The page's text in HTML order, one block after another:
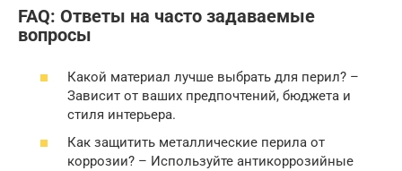
FAQ: Ответы на часто задаваемые
вопросы
Какой материал лучше выбрать для перил? –
Зависит от ваших предпочтений, бюджета и
стиля интерьера.
Как защитить металлические перила от
коррозии? – Используйте антикоррозийные